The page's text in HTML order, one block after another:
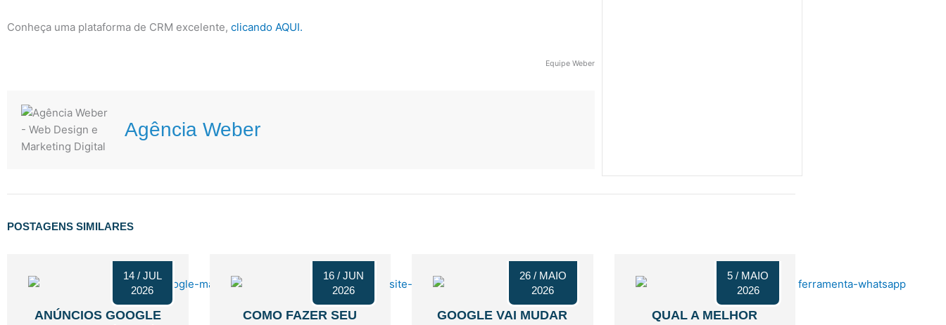
Conheça uma plataforma de CRM excelente, clicando AQUI.
Equipe Weber
Agência Weber
POSTAGENS SIMILARES
ANÚNCIOS GOOGLE
14 / JUL
2026
COMO FAZER SEU
16 / JUN
2026
GOOGLE VAI MUDAR
26 / MAIO
2026
QUAL A MELHOR
5 / MAIO
2026